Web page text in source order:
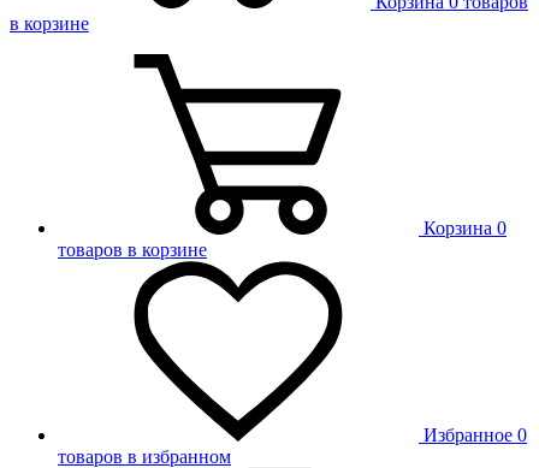
в корзине
Корзина 0
товаров в корзине
Избранное 0
товаров в избранном